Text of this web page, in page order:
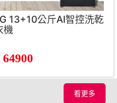
13+10公斤AI智控洗乾
機
64900
看更多